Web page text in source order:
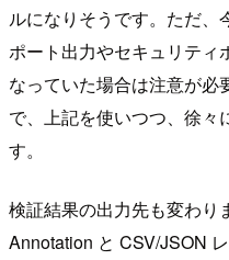
ルになりそうです。ただ、
ポート出力やセキュリティ
なっていた場合は注意が必
で、上記を使いつつ、徐々
す。
検証結果の出力先も変わり
Annotation と CSV/JSON